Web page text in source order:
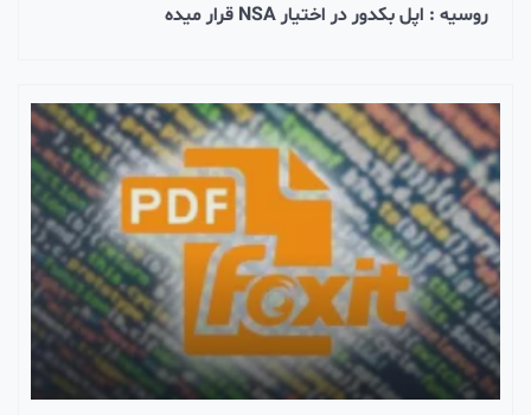
روسیه : اپل بکدور در اختیار NSA قرار میده